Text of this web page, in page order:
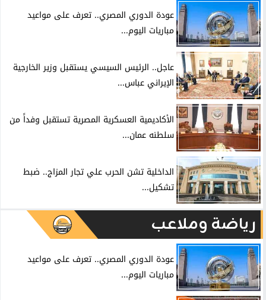
عودة الدوري المصري.. تعرف على مواعيد
مباريات اليوم...
عاجل.. الرئيس السيسي يستقبل وزير الخارجية
الإيراني عباس...
الأكاديمية العسكرية المصرية تستقبل وفداً من
سلطنه عمان...
الداخلية تشن الحرب علي تجار المزاج.. ضبط
تشكيل...
رياضة وملاعب
عودة الدوري المصري.. تعرف على مواعيد
مباريات اليوم...